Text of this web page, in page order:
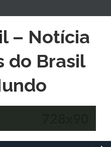
– Notícia
do Brasil